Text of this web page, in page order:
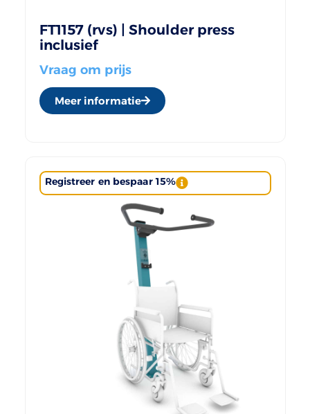
FT1157 (rvs) | Shoulder press
inclusief
Vraag om prijs
Meer informatie
Registreer en bespaar 15%